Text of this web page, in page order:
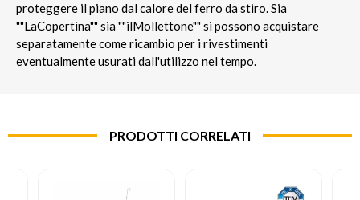
proteggere il piano dal calore del ferro da stiro. Sia
""LaCopertina"" sia ""ilMollettone"" si possono acquistare
separatamente come ricambio per i rivestimenti
eventualmente usurati dall'utilizzo nel tempo.
PRODOTTI CORRELATI